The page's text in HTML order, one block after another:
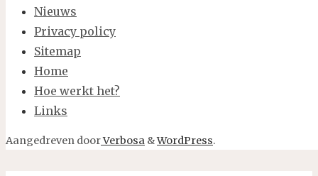
Nieuws
Privacy policy
Sitemap
Home
Hoe werkt het?
Links
Aangedreven doorVerbosa &WordPress.